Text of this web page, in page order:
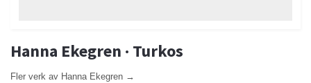
Hanna Ekegren · Turkos
Fler verk av Hanna Ekegren →